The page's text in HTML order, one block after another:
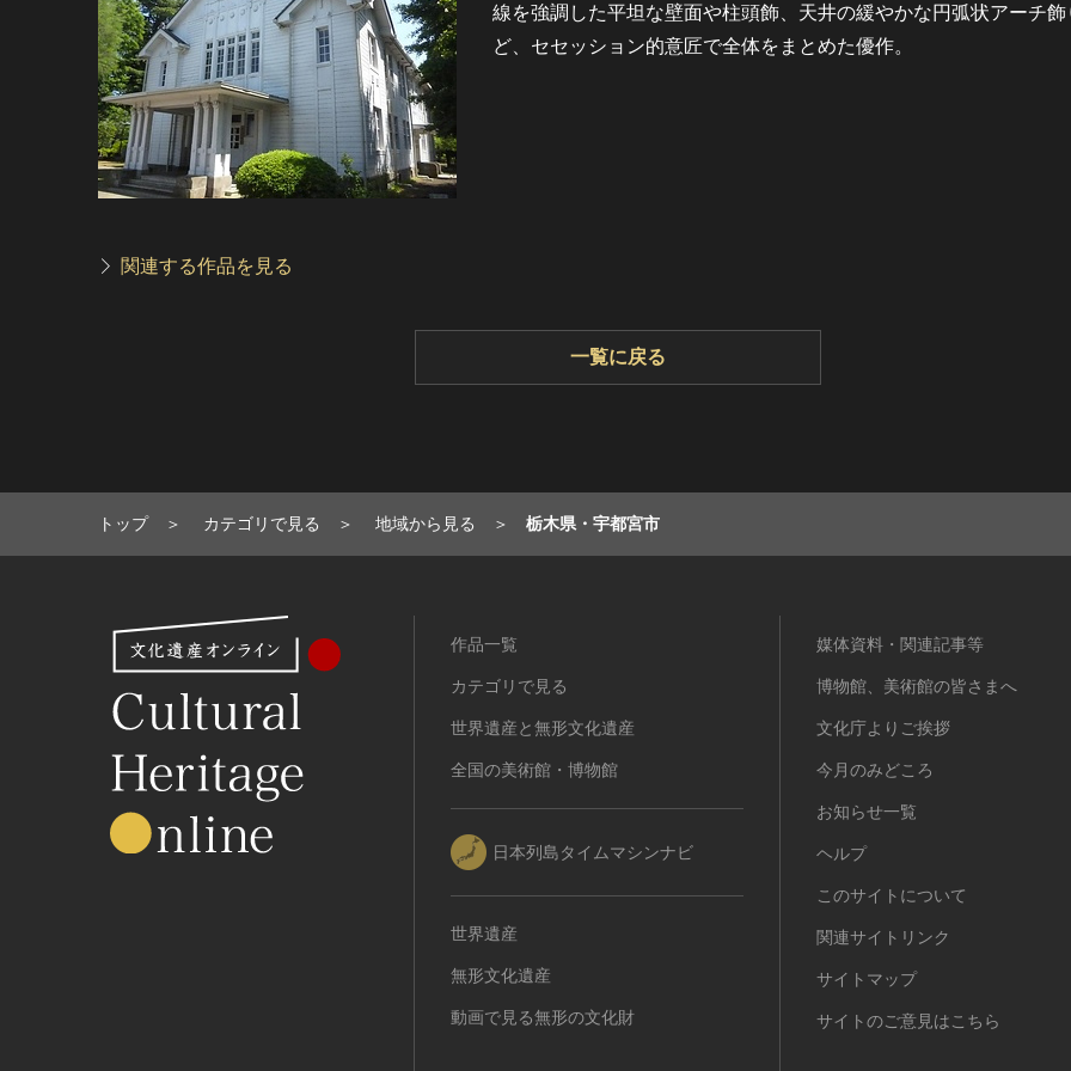
線を強調した平坦な壁面や柱頭飾、天井の緩やかな円弧状アーチ飾
ど、セセッション的意匠で全体をまとめた優作。
関連する作品を見る
一覧に戻る
トップ カテゴリで見る 地域から見る 栃木県・宇都宮市
作品一覧
カテゴリで見る
世界遺産と無形文化遺産
全国の美術館・博物館
日本列島タイムマシンナビ
世界遺産
無形文化遺産
動画で見る無形の文化財
媒体資料・関連記事等
博物館、美術館の皆さまへ
文化庁よりご挨拶
今月のみどころ
お知らせ一覧
ヘルプ
このサイトについて
関連サイトリンク
サイトマップ
サイトのご意見はこちら